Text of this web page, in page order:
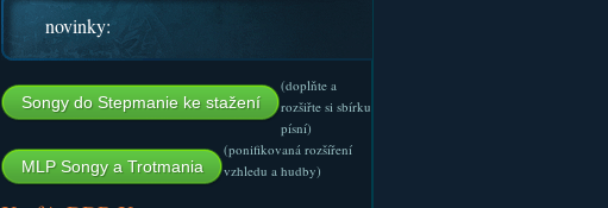
novinky:
Songy do Stepmanie ke stažení
(doplňte a
rozšiřte si sbírku
písní)
MLP Songy a Trotmania
(ponifikovaná rozšíření
vzhledu a hudby)